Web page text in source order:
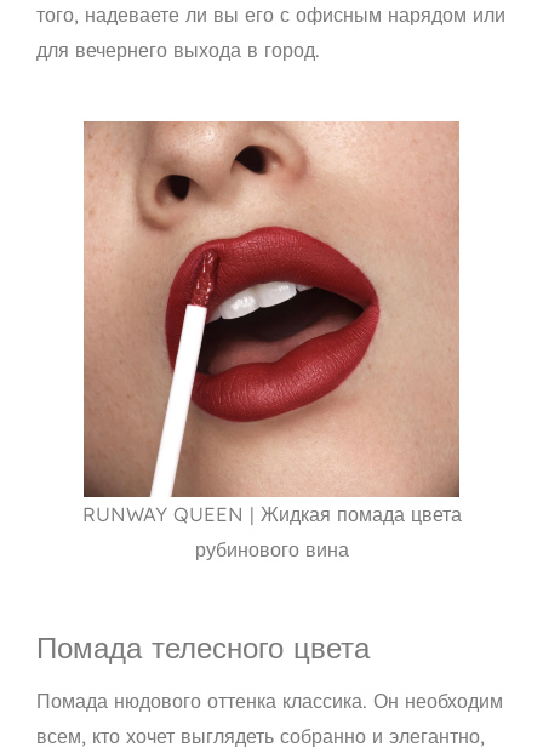
того, надеваете ли вы его с офисным нарядом или
для вечернего выхода в город.
RUNWAY QUEEN | Жидкая помада цвета
рубинового вина
Помада телесного цвета
Помада нюдового оттенка классика. Он необходим
всем, кто хочет выглядеть собранно и элегантно,